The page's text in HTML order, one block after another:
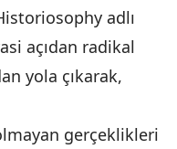
adlı
açıdan radikal
yola çıkarak,
gerçeklikleri